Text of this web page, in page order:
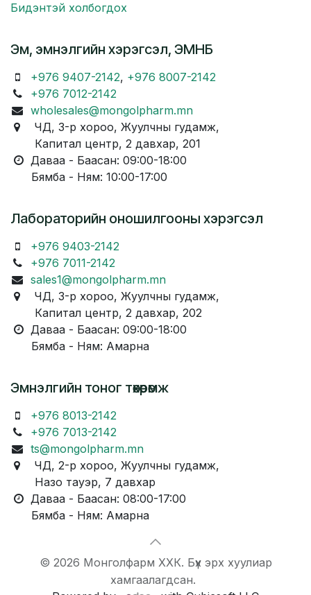
Бидэнтэй холбогдох
Эм, эмнэлгийн хэрэгсэл, ЭМНБ
+976 9407-2142, +976 8007-2142
+976 7012-2142
wholesales@mongolpharm.mn
ЧД, 3-р хороо, Жуулчны гудамж,
Капитал центр, 2 давхар, 201
Даваа - Баасан: 09:00-18:00
Бямба - Ням: 10:00-17:00
Лабораторийн оношилгооны хэрэгсэл
+976 9403-2142
+976 7011-2142
sales1@mongolpharm.mn
ЧД, 3-р хороо, Жуулчны гудамж,
Капитал центр, 2 давхар, 202
Даваа - Баасан: 09:00-18:00
Бямба - Ням: Амарна
Эмнэлгийн тоног төхөөрөмж
+976 8013-2142
+976 7013-2142
ts@mongolpharm.mn
ЧД, 2-р хороо, Жуулчны гудамж,
Назо тауэр, 7 давхар
Даваа - Баасан: 08:00-17:00
Бямба - Ням: Амарна
© 2026 Монголфарм ХХК. Бүх эрх хуулиар
хамгаалагдсан.